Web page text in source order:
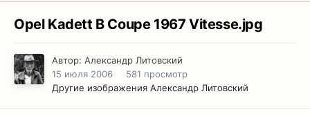
Opel Kadett B Coupe 1967 Vitesse.jpg
Автор: Александр Литовский
15 июля 2006
581 просмотр
Другие изображения Александр Литовский